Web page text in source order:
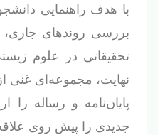
با هدف راهنمایی
بررسی روندهای
تحقیقاتی در علوم
پایان‌نامه و رساله را
جدیدی را پیش روی